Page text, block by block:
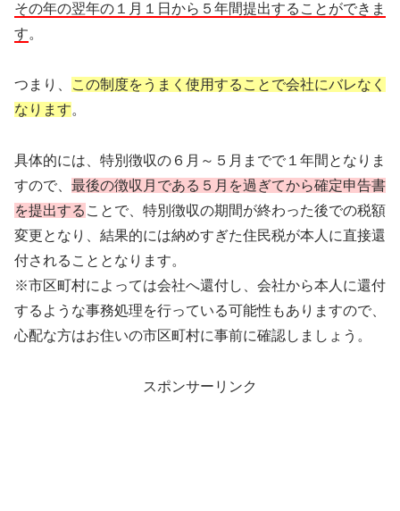
その年の翌年の１月１日から５年間提出することができま
す。
つまり、
この制度をうまく使用することで会社にバレなく
なります。
具体的には、特別徴収の６月～５月までで１年間となりま
すので、 最後の徴収月である５月を過ぎてから確定申告書
を提出する ことで、特別徴収の期間が終わった後での税額
変更となり、結果的には納めすぎた住民税が本人に直接還
付されることとなります。
※市区町村によっては会社へ還付し、会社から本人に還付
するような事務処理を行っている可能性もありますので、
心配な方はお住いの市区町村に事前に確認しましょう。
スポンサーリンク